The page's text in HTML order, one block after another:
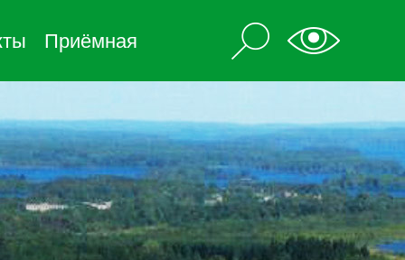
Приёмная